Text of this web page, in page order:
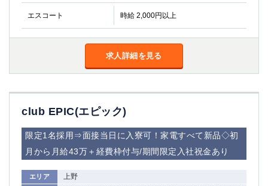
エスコート 時給 2,000円以上
求人詳細を見る
club EPIC(エピック)
限定1名採用⇒面接当日に入寮可！家電すべて新品◇初
月から月給43万＋経費枠付与/期間限定入社祝金あり
エリア 上野
関内
横浜
川崎
溝の口
平塚
関内・馬車道・日ノ出町 武蔵新城
元住吉
茅ヶ崎
大船
相模原
厚木
横須賀
桜木町